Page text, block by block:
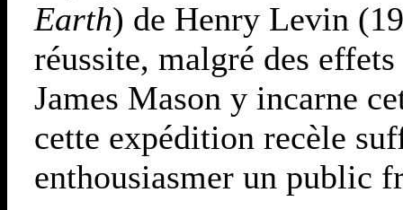
Earth) de Henry Levin
réussite, malgré des
James Mason y incarne
cette expédition recèle
enthousiasmer un public